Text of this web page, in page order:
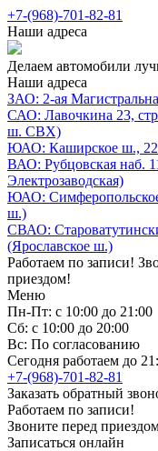
+7-(968)-701-82-81
Наши адреса
Делаем автомобили
Наши адреса
ЗАО: 2-ая
САО: Лавочкина 23,
ш. СВХ)
ЮАО: Каширское ш.,
ВАО: Рубцовская наб.
Электрозаводская)
ЮАО:
ш.)
СВАО:
(Ярославское ш.)
Работаем по записи!
приездом!
Меню
Пн-Пт: с 10:00 до 21:00
Сб: с 10:00 до 20:00
Вс: По согласованию
Сегодня работаем до
+7-(968)-701-82-81
Заказать обратный
Работаем по записи!
Звоните перед
Записаться онлайн